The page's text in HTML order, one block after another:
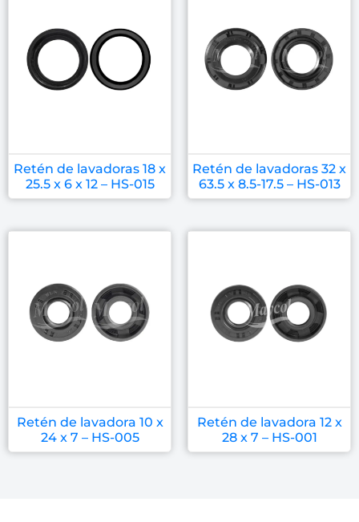
Retén de lavadoras 18 x
25.5 x 6 x 12 – HS-015
Retén de lavadoras 32 x
63.5 x 8.5-17.5 – HS-013
Retén de lavadora 10 x
24 x 7 – HS-005
Retén de lavadora 12 x
28 x 7 – HS-001